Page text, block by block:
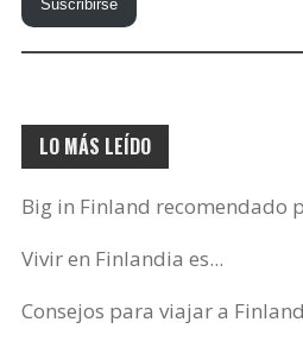
correo
electrónico…
Suscribirse
LO MÁS LEÍDO
Big in Finland recomendado
Vivir en Finlandia es...
Consejos para viajar a